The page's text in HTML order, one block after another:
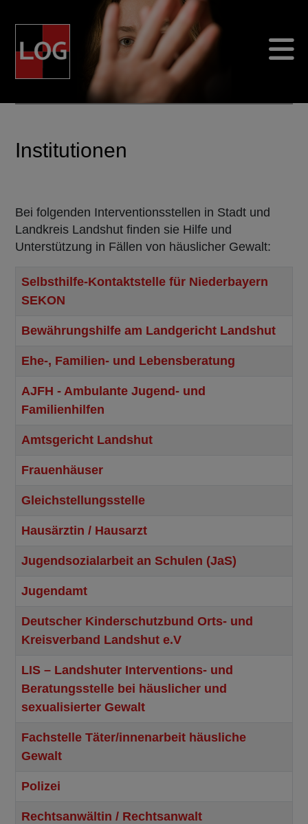
Landshuter
Offensive gegen häusliche
Gewalt
Institutionen
Bei folgenden Interventionsstellen in Stadt und
Landkreis Landshut finden sie Hilfe und
Unterstützung in Fällen von häuslicher Gewalt:
Titel
Selbsthilfe-Kontaktstelle für Niederbayern
SEKON
Bewährungshilfe am Landgericht Landshut
Ehe-, Familien- und Lebensberatung
AJFH - Ambulante Jugend- und
Familienhilfen
Amtsgericht Landshut
Frauenhäuser
Gleichstellungsstelle
Hausärztin / Hausarzt
Jugendsozialarbeit an Schulen (JaS)
Jugendamt
Deutscher Kinderschutzbund Orts- und
Kreisverband Landshut e.V
LIS – Landshuter Interventions- und
Beratungsstelle bei häuslicher und
sexualisierter Gewalt
Fachstelle Täter/innenarbeit häusliche
Gewalt
Polizei
Rechtsanwältin / Rechtsanwalt